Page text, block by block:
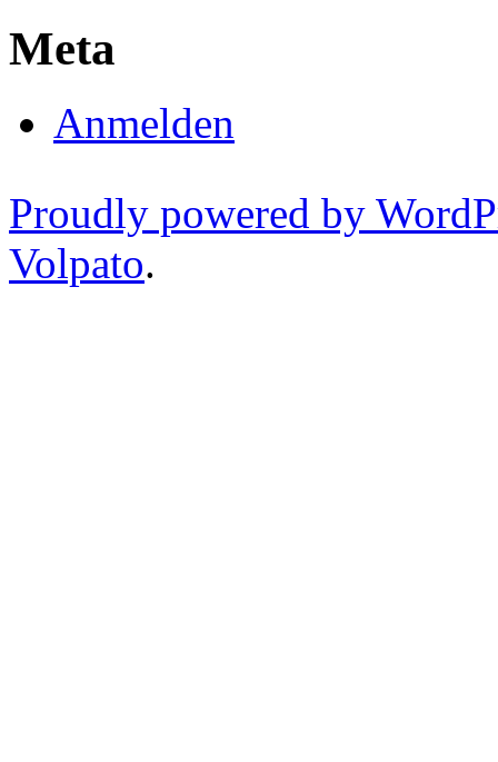
Meta
Anmelden
Proudly powered by
Volpato.